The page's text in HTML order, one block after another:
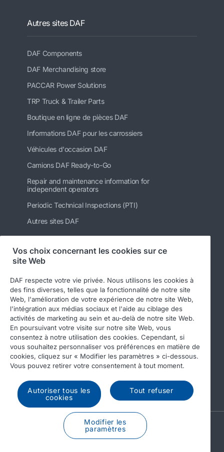
Autres sites DAF
DAF Components
DAF Merchandising store
PACCAR Power Solutions
TRP Truck & Trailer Parts
Boutique en ligne de pièces DAF
Informations DAF pour les carrossiers
Véhicules d'occasion DAF
Camions DAF Ready-to-Go
Repair and maintenance information for
independent operators
Periodic Technical Inspections (PTI)
Autres sites DAF
Suivez-nous
© 2026 DAF Legal notice
Privacy statement
General conditions
DAF and cookies
Income Tax Report
A PACCAR COMPANY
DRIVEN BY QUALITY
Vos choix concernant les cookies sur ce
site Web
DAF respecte votre vie privée. Nous utilisons les cookies à
des fins diverses, telles que la fonctionnalité de notre site
Web, l'amélioration de votre expérience de notre site Web,
l'intégration aux médias sociaux et l'aide au ciblage des
activités de marketing au sein et au-delà de notre site Web.
En poursuivant votre visite sur notre site Web, vous
consentez à notre utilisation des cookies. Cependant, si
vous souhaitez personnaliser vos préférences en matière de
cookies, cliquez sur « Modifier les paramètres » ci-dessous.
Vous pouvez retirer votre consentement à tout moment.
Autoriser tous les
cookies
Tout refuser
Modifier les
paramètres